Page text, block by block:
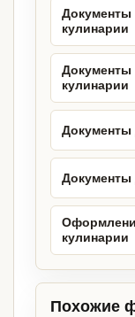
Документы
кулинарии
Документы
кулинарии
Документы
Документы
кулинарии
Похожие